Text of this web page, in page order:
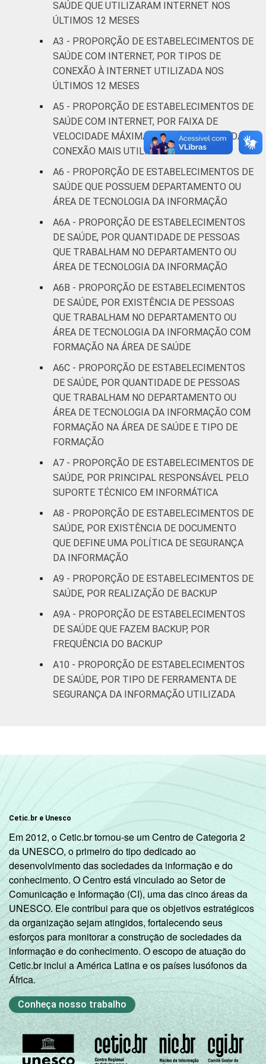
que declararam ter utilizado computador nos
últimos 12 meses em relação ao momento
da entrevista. Dados coletados entre
novembro de 2015 e abril de 2016.
SAÚDE QUE UTILIZARAM INTERNET NOS
ÚLTIMOS 12 MESES
A3 - PROPORÇÃO DE ESTABELECIMENTOS DE
SAÚDE COM INTERNET, POR TIPOS DE
CONEXÃO À INTERNET UTILIZADA NOS
ÚLTIMOS 12 MESES
A5 - PROPORÇÃO DE ESTABELECIMENTOS DE
SAÚDE COM INTERNET, POR FAIXA DE
VELOCIDADE MÁXIMA PARA DOWNLOAD DA
CONEXÃO MAIS UTILIZADA
A6 - PROPORÇÃO DE ESTABELECIMENTOS DE
SAÚDE QUE POSSUEM DEPARTAMENTO OU
ÁREA DE TECNOLOGIA DA INFORMAÇÃO
A6A - PROPORÇÃO DE ESTABELECIMENTOS
DE SAÚDE, POR QUANTIDADE DE PESSOAS
QUE TRABALHAM NO DEPARTAMENTO OU
ÁREA DE TECNOLOGIA DA INFORMAÇÃO
A6B - PROPORÇÃO DE ESTABELECIMENTOS
DE SAÚDE, POR EXISTÊNCIA DE PESSOAS
QUE TRABALHAM NO DEPARTAMENTO OU
ÁREA DE TECNOLOGIA DA INFORMAÇÃO COM
FORMAÇÃO NA ÁREA DE SAÚDE
A6C - PROPORÇÃO DE ESTABELECIMENTOS
DE SAÚDE, POR QUANTIDADE DE PESSOAS
QUE TRABALHAM NO DEPARTAMENTO OU
ÁREA DE TECNOLOGIA DA INFORMAÇÃO COM
FORMAÇÃO NA ÁREA DE SAÚDE E TIPO DE
FORMAÇÃO
A7 - PROPORÇÃO DE ESTABELECIMENTOS DE
SAÚDE, POR PRINCIPAL RESPONSÁVEL PELO
SUPORTE TÉCNICO EM INFORMÁTICA
A8 - PROPORÇÃO DE ESTABELECIMENTOS DE
SAÚDE, POR EXISTÊNCIA DE DOCUMENTO
QUE DEFINE UMA POLÍTICA DE SEGURANÇA
DA INFORMAÇÃO
A9 - PROPORÇÃO DE ESTABELECIMENTOS DE
SAÚDE, POR REALIZAÇÃO DE BACKUP
A9A - PROPORÇÃO DE ESTABELECIMENTOS
DE SAÚDE QUE FAZEM BACKUP, POR
FREQUÊNCIA DO BACKUP
A10 - PROPORÇÃO DE ESTABELECIMENTOS
DE SAÚDE, POR TIPO DE FERRAMENTA DE
SEGURANÇA DA INFORMAÇÃO UTILIZADA
Cetic.br e Unesco
Em 2012, o Cetic.br tornou-se um Centro de Categoria 2
da UNESCO, o primeiro do tipo dedicado ao
desenvolvimento das sociedades da informação e do
conhecimento. O Centro está vinculado ao Setor de
Comunicação e Informação (CI), uma das cinco áreas da
UNESCO. Ele contribui para que os objetivos estratégicos
da organização sejam atingidos, fortalecendo seus
esforços para monitorar a construção de sociedades da
informação e do conhecimento. O escopo de atuação do
Cetic.br inclui a América Latina e os países lusófonos da
África.
Conheça nosso trabalho